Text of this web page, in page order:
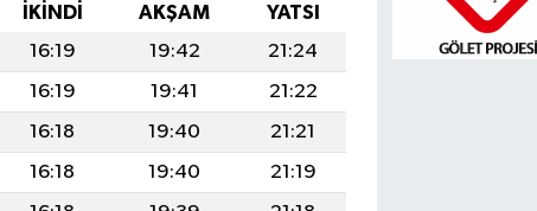
İKINDI AKŞAM
YATSI
16:19 19:42
21:24
16:19 19:41
21:22
16:18 19:40
21:21
16:18 19:40
21:19